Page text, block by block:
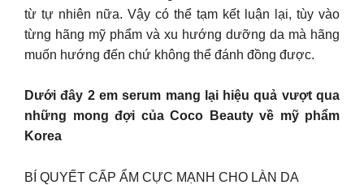
từ tự nhiên nữa. Vậy có thể tạm kết luận lại, tùy vào
từng hãng mỹ phẩm và xu hướng dưỡng da mà hãng
muốn hướng đến chứ không thể đánh đồng được.
Dưới đây 2 em serum mang lại hiệu quả vượt qua
những mong đợi của Coco Beauty về mỹ phẩm
Korea
BÍ QUYẾT CẤP ẨM CỰC MẠNH CHO LÀN DA